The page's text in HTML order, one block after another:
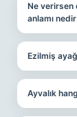
Ne verirsen
anlamı
Ezilmiş
Ayvalık